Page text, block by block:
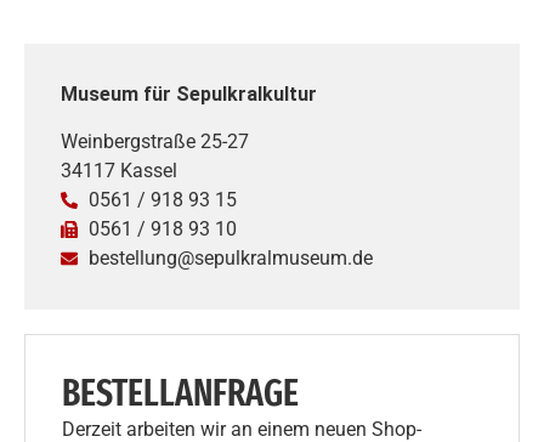
BESTELLANFRAGE
Derzeit arbeiten wir an einem neuen Shop-
Museum für Sepulkralkultur
Weinbergstraße 25-27
34117 Kassel
0561 / 918 93 15
0561 / 918 93 10
bestellung@sepulkralmuseum.de